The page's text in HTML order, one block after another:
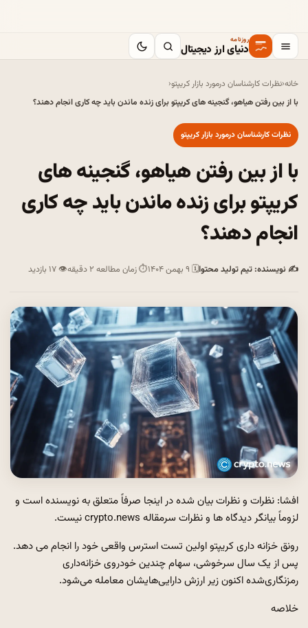
روزنامه
دنیای ارز دیجیتال
خانه‹نظرات کارشناسان درمورد بازار کریپتو‹
با از بین رفتن هیاهو، گنجینه های کریپتو برای زنده ماندن باید چه کاری انجام دهند؟
نظرات کارشناسان درمورد بازار کریپتو
با از بین رفتن هیاهو، گنجینه های
کریپتو برای زنده ماندن باید چه کاری
انجام دهند؟
✍ نویسنده: تیم تولید محتوا🗓 ۹ بهمن ۱۴۰۴ ⏱ زمان مطالعه ۲ دقیقه 👁 ۱۷ بازدید
افشا: نظرات و نظرات بیان شده در اینجا صرفاً متعلق به نویسنده است و
لزوماً بیانگر دیدگاه ها و نظرات سرمقاله crypto.news نیست.
رونق خزانه داری کریپتو اولین تست استرس واقعی خود را انجام می دهد.
پس از یک سال سرخوشی، سهام چندین خودروی خزانه‌داری
رمزنگاری‌شده اکنون زیر ارزش دارایی‌هایشان معامله می‌شود.
خلاصه